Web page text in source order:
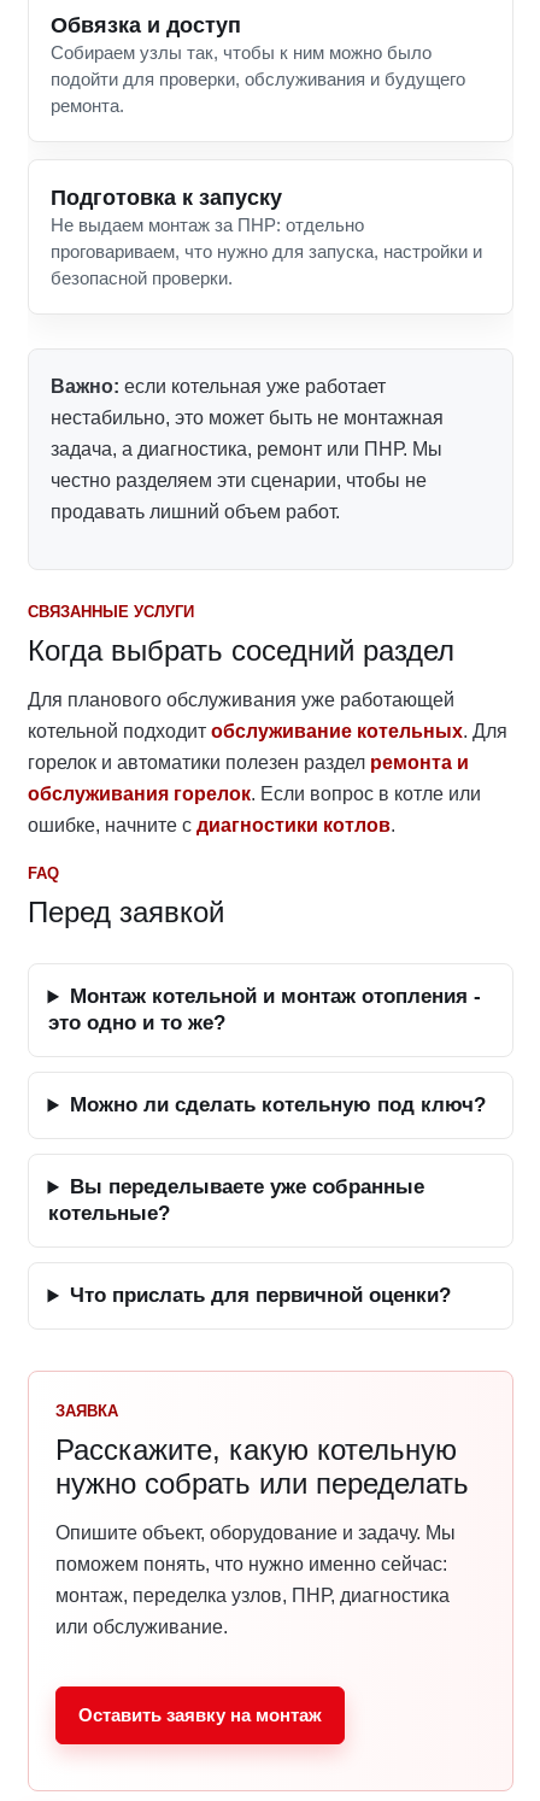
Обвязка и доступ
Собираем узлы так, чтобы к ним можно было
подойти для проверки, обслуживания и будущего
ремонта.
Подготовка к запуску
Не выдаем монтаж за ПНР: отдельно
проговариваем, что нужно для запуска, настройки и
безопасной проверки.
Важно: если котельная уже работает
нестабильно, это может быть не монтажная
задача, а диагностика, ремонт или ПНР. Мы
честно разделяем эти сценарии, чтобы не
продавать лишний объем работ.
СВЯЗАННЫЕ УСЛУГИ
Когда выбрать соседний раздел
Для планового обслуживания уже работающей
котельной подходит обслуживание котельных. Для
горелок и автоматики полезен раздел ремонта и
обслуживания горелок. Если вопрос в котле или
ошибке, начните с диагностики котлов.
FAQ
Перед заявкой
Монтаж котельной и монтаж отопления -
это одно и то же?
Можно ли сделать котельную под ключ?
Вы переделываете уже собранные
котельные?
Что прислать для первичной оценки?
ЗАЯВКА
Расскажите, какую котельную
нужно собрать или переделать
Опишите объект, оборудование и задачу. Мы
поможем понять, что нужно именно сейчас:
монтаж, переделка узлов, ПНР, диагностика
или обслуживание.
Оставить заявку на монтаж